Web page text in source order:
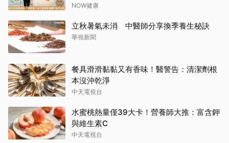
NOW健康
立秋暑氣未消 中醫師分享換季養生秘訣
華視新聞
餐具滑滑黏黏又有香味！醫警告：清潔劑根
本沒沖乾淨
中天電視台
水蜜桃熱量僅39大卡！營養師大推：富含鉀
與維生素C
中天電視台